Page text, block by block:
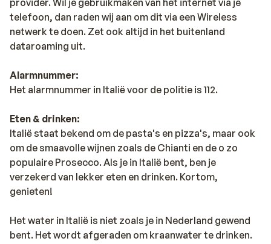
telefoon, dan raden wij aan om dit via een Wireless
netwerk te doen. Zet ook altijd in het buitenland
dataroaming uit.
Alarmnummer:
Het alarmnummer in Italië voor de politie is 112.
Eten & drinken:
Italië staat bekend om de pasta's en pizza's, maar ook
om de smaavolle wijnen zoals de Chianti en de o zo
populaire Prosecco. Als je in Italië bent, ben je
verzekerd van lekker eten en drinken. Kortom,
genieten!
Het water in Italië is niet zoals je in Nederland gewend
bent. Het wordt afgeraden om kraanwater te drinken.